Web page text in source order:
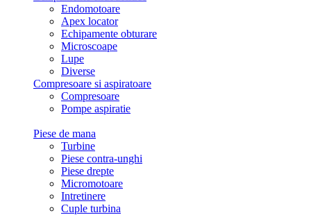
Endomotoare
Apex locator
Echipamente obturare
Microscoape
Lupe
Diverse
Compresoare si aspiratoare
Compresoare
Pompe aspiratie
Piese de mana
Turbine
Piese contra-unghi
Piese drepte
Micromotoare
Intretinere
Cuple turbina